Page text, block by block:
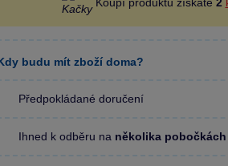
budu mít zboží doma?
Předpokládané doručení
Ihned k odběru na několika pobočkách